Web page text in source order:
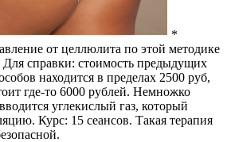
*
от целлюлита по этой методике
Для справки: стоимость предыдущих
находится в пределах 2500 руб,
где-то 6000 рублей. Немножко
углекислый газ, который
Курс: 15 сеансов. Такая терапия